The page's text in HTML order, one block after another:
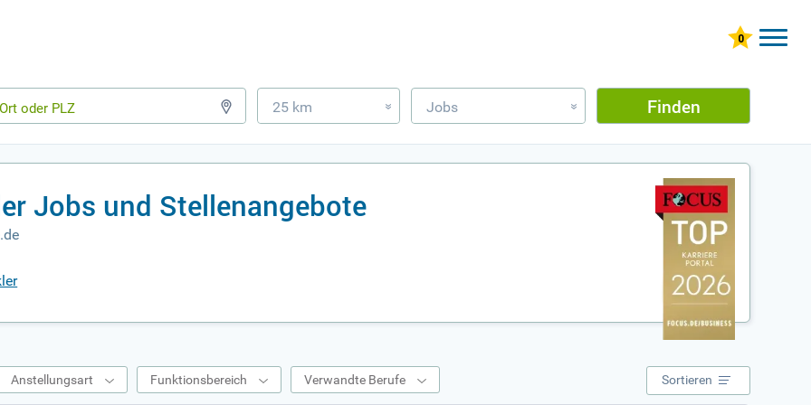
25 km » Jobs » Finden
Jobs und Stellenangebote
Anstellungsart Funktionsbereich Verwandte Berufe Sortieren